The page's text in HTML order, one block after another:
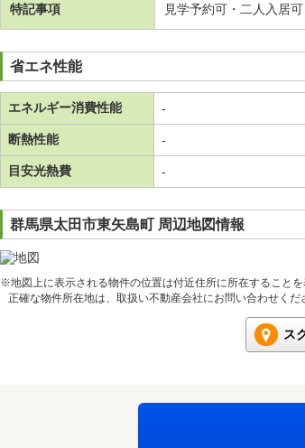
特記事項 見学予約可・二人入居
省エネ性能
エネルギー消費性能 -
断熱性能 -
目安光熱費 -
群馬県太田市東矢島町 周辺地図情報
※地図上に表示される物件の位置は付近住所に所在すること
正確な物件所在地は、取扱い不動産会社にお問い合わせくだ
ス